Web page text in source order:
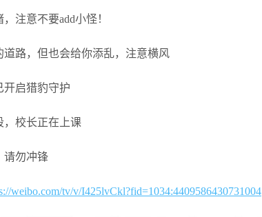
注意不要add小怪！
道路，但也会给你添乱，注意横风
开启猎豹守护
，校长正在上课
请勿冲锋
weibo.com/tv/v/I425lvCkl?fid=1034:4409586430731004